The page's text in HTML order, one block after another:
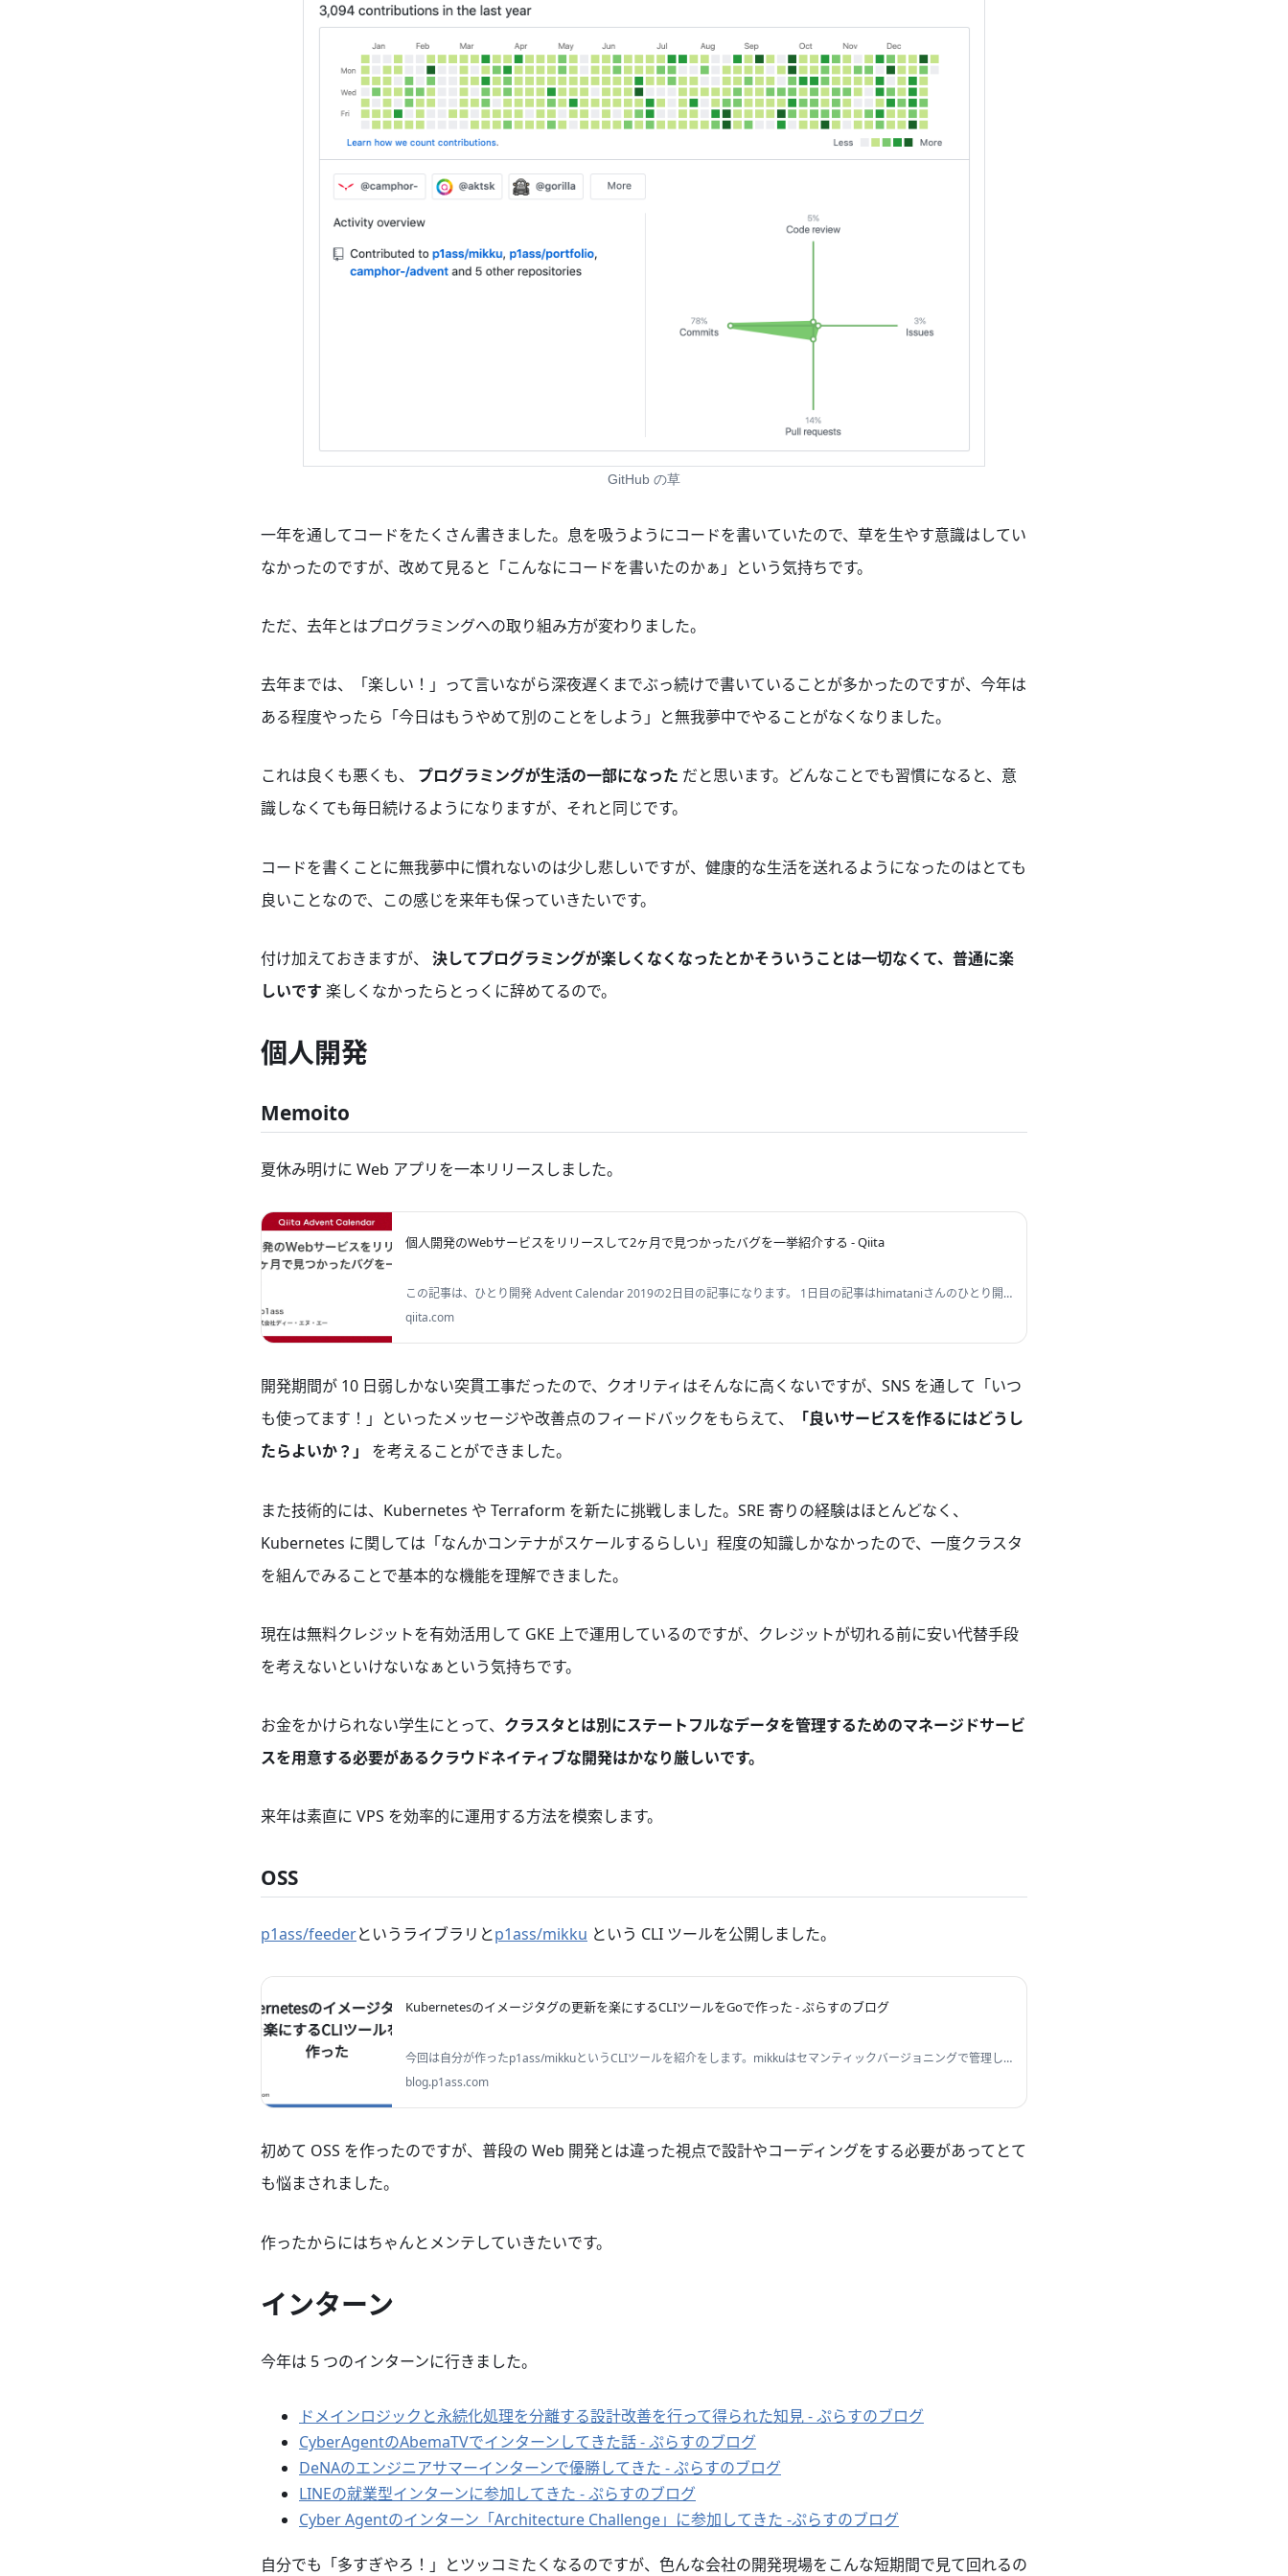
GitHub の草
一年を通してコードをたくさん書きました。息を吸うようにコードを書いていたので、草を生やす意識はしてい
なかったのですが、改めて見ると「こんなにコードを書いたのかぁ」という気持ちです。
ただ、去年とはプログラミングへの取り組み方が変わりました。
去年までは、「楽しい！」って言いながら深夜遅くまでぶっ続けで書いていることが多かったのですが、今年は
ある程度やったら「今日はもうやめて別のことをしよう」と無我夢中でやることがなくなりました。
これは良くも悪くも、 プログラミングが生活の一部になった だと思います。どんなことでも習慣になると、意
識しなくても毎日続けるようになりますが、それと同じです。
コードを書くことに無我夢中に慣れないのは少し悲しいですが、健康的な生活を送れるようになったのはとても
良いことなので、この感じを来年も保っていきたいです。
付け加えておきますが、 決してプログラミングが楽しくなくなったとかそういうことは一切なくて、普通に楽
しいです 楽しくなかったらとっくに辞めてるので。
個人開発
Memoito
夏休み明けに Web アプリを一本リリースしました。
個人開発のWebサービスをリリースして2ヶ月で見つかったバグを一挙紹介する - Qiita
この記事は、ひとり開発 Advent Calendar 2019の2日目の記事になります。 1日目の記事はhimataniさんのひとり開
発でも諦めない、これからのプロダクトのつくり方でした。 はじめに こんにちは、ぷらす (@p1ass)です。 皆さんは
qiita.com
開発期間が 10 日弱しかない突貫工事だったので、クオリティはそんなに高くないですが、SNS を通して「いつ
も使ってます！」といったメッセージや改善点のフィードバックをもらえて、
「良いサービスを作るにはどうし
たらよいか？」
を考えることができました。
また技術的には、Kubernetes や Terraform を新たに挑戦しました。SRE 寄りの経験はほとんどなく、
Kubernetes に関しては「なんかコンテナがスケールするらしい」程度の知識しかなかったので、一度クラスタ
を組んでみることで基本的な機能を理解できました。
現在は無料クレジットを有効活用して GKE 上で運用しているのですが、クレジットが切れる前に安い代替手段
を考えないといけないなぁという気持ちです。
お金をかけられない学生にとって、 クラスタとは別にステートフルなデータを管理するためのマネージドサービ
スを用意する必要があるクラウドネイティブな開発はかなり厳しいです。
来年は素直に VPS を効率的に運用する方法を模索します。
OSS
p1ass/feederというライブラリとp1ass/mikku という CLI ツールを公開しました。
Kubernetesのイメージタグの更新を楽にするCLIツールをGoで作った - ぷらすのブログ
今回は自分が作ったp1ass/mikkuというCLIツールを紹介をします。mikkuはセマンティックバージョニングで管理し
ているリポジトリの管理や、KubenetesのマニフェストにかかれているDockerイメージのタグの更新を楽にするCLIツ
blog.p1ass.com
初めて OSS を作ったのですが、普段の Web 開発とは違った視点で設計やコーディングをする必要があってとて
も悩まされました。
作ったからにはちゃんとメンテしていきたいです。
インターン
今年は 5 つのインターンに行きました。
ドメインロジックと永続化処理を分離する設計改善を行って得られた知見 - ぷらすのブログ
CyberAgentのAbemaTVでインターンしてきた話 - ぷらすのブログ
DeNAのエンジニアサマーインターンで優勝してきた - ぷらすのブログ
LINEの就業型インターンに参加してきた - ぷらすのブログ
Cyber Agentのインターン「Architecture Challenge」に参加してきた -ぷらすのブログ
自分でも「多すぎやろ！」とツッコミたくなるのですが、色んな会社の開発現場をこんな短期間で見て回れるの